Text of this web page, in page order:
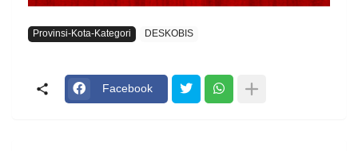
Provinsi-Kota-Kategori DESKOBIS
Facebook